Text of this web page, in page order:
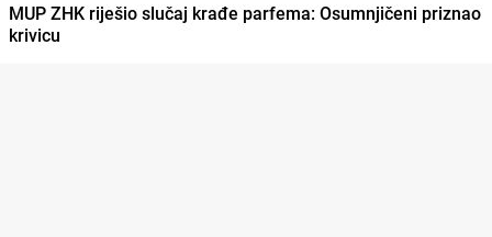
MUP ZHK riješio slučaj krađe parfema: Osumnjičeni priznao
krivicu